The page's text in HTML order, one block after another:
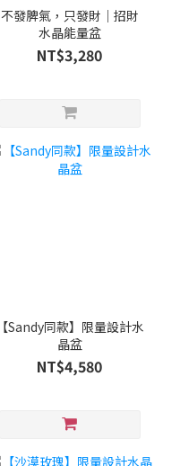
不發脾氣，只發財｜招財
水晶能量盆
NT$3,280
【Sandy同款】限量設計水
晶盆
NT$4,580